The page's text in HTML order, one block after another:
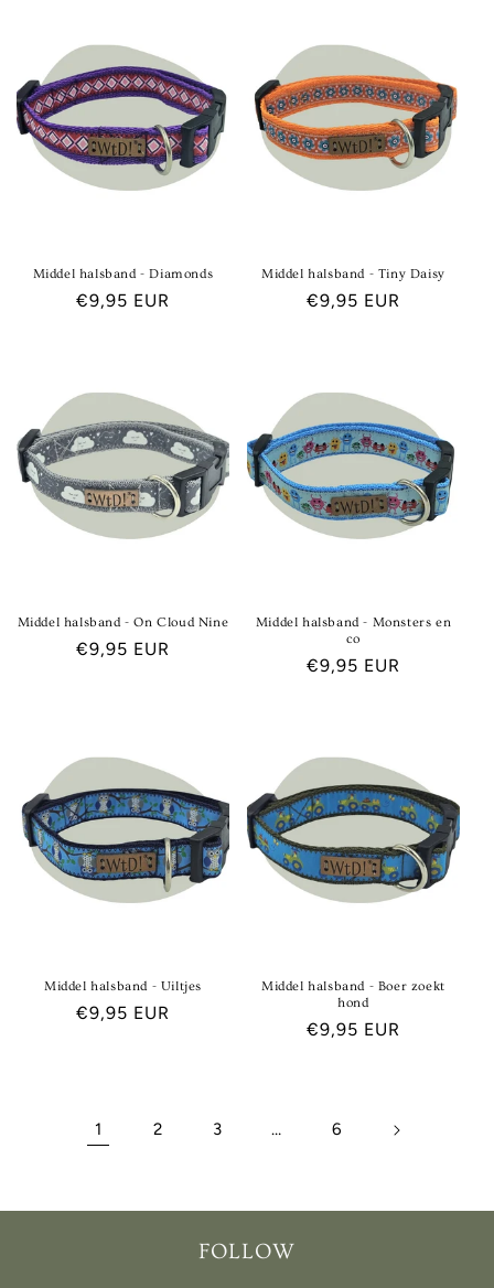
Middel halsband - Diamonds
Normale
€9,95 EUR
Middel halsband - Tiny Daisy
Normale
€9,95 EUR
Middel halsband - On Cloud Nine
Normale
€9,95 EUR
Middel halsband - Monsters en
co
Normale
€9,95 EUR
Middel halsband - Uiltjes
Normale
€9,95 EUR
Middel halsband - Boer zoekt
hond
Normale
€9,95 EUR
1 2 3 … 6
FOLLOW